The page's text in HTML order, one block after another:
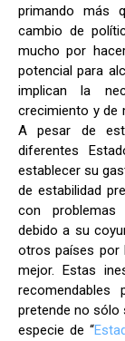
primando más
cambio de
mucho por
potencial para
implican la
crecimiento y de
A pesar de
diferentes
establecer su
de estabilidad
con problemas
debido a su
otros países por
mejor. Estas
recomendables
pretende no sólo
especie de “